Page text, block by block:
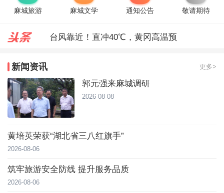
麻城旅游 麻城文学 通知公告 敬请期待
台风靠近！直冲40℃，黄冈高温预
郭元强来麻城调研
新闻资讯 更多>
郭元强来麻城调研
2026-08-08
黄培英荣获“湖北省三八红旗手”
2026-08-06
筑牢旅游安全防线 提升服务品质
2026-08-06